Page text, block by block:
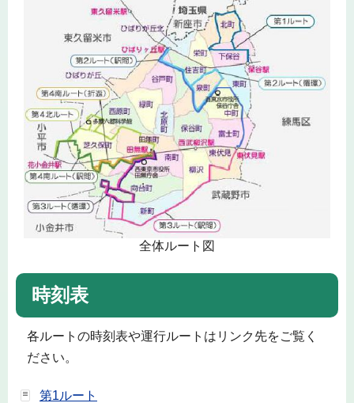
全体ルート図
時刻表
各ルートの時刻表や運行ルートはリンク先をご覧く
ださい。
第1ルート